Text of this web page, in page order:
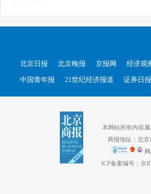
北京日报 北京晚报 京报网 经济观
中国青年报 21世纪经济报道 证券日报
本网站所有内容
商报地址：北京
ICP备案编号：京